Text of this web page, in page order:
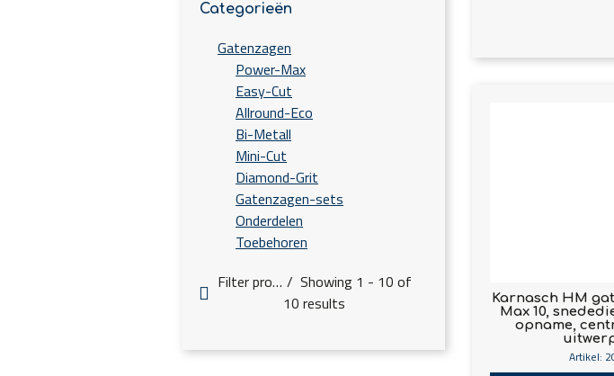
Categorieën
Gatenzagen
Power-Max
Easy-Cut
Allround-Eco
Bi-Metall
Mini-Cut
Diamond-Grit
Gatenzagen-sets
Onderdelen
Toebehoren
Filter products
Showing 1 - 10 of
10 results
Karnasch HM
Max 10,
opname,
Artikel: